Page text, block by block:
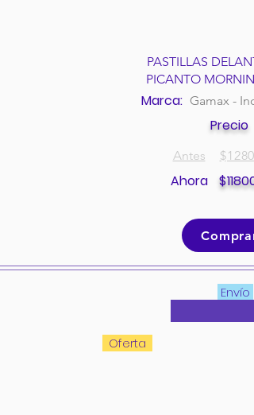
PASTILLAS
PICANTO
Marca: Gamax -
Precio
Antes $
Ahora $
Comprar
Envío
Oferta